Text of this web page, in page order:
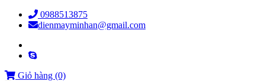
0988513875
dienmayminhan@gmail.com
Giỏ hàng (0)